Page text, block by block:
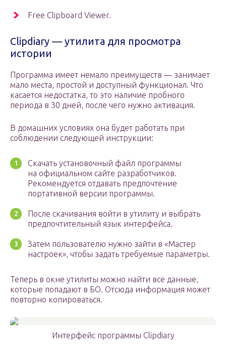
Free Clipboard Viewer.
Clipdiary — утилита для просмотра
истории
Программа имеет немало преимуществ — занимает
мало места, простой и доступный функционал. Что
касается недостатка, то это наличие пробного
периода в 30 дней, после чего нужно активация.
В домашних условиях она будет работать при
соблюдении следующей инструкции:
Скачать установочный файл программы
на официальном сайте разработчиков.
Рекомендуется отдавать предпочтение
портативной версии программы.
После скачивания войти в утилиту и выбрать
предпочтительный язык интерфейса.
Затем пользователю нужно зайти в «Мастер
настроек», чтобы задать требуемые параметры.
Теперь в окне утилиты можно найти все данные,
которые попадают в БО. Отсюда информация может
повторно копироваться.
Интерфейс программы Clipdiary